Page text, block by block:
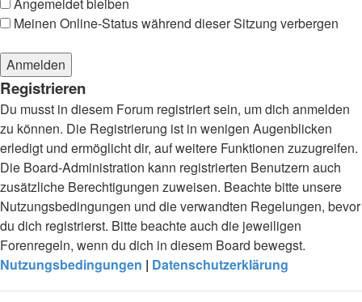
Meinen Online-Status während dieser Sitzung verbergen
Registrieren
Du musst in diesem Forum registriert sein, um dich anmelden
zu können. Die Registrierung ist in wenigen Augenblicken
erledigt und ermöglicht dir, auf weitere Funktionen zuzugreifen.
Die Board-Administration kann registrierten Benutzern auch
zusätzliche Berechtigungen zuweisen. Beachte bitte unsere
Nutzungsbedingungen und die verwandten Regelungen, bevor
du dich registrierst. Bitte beachte auch die jeweiligen
Forenregeln, wenn du dich in diesem Board bewegst.
Nutzungsbedingungen | Datenschutzerklärung